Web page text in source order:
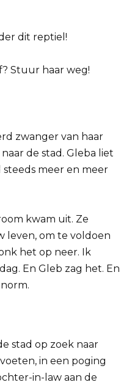
dit reptiel!
Stuur haar weg!
zwanger van haar
de stad. Gleba liet
steeds meer en meer
kwam uit. Ze
leven, om te voldoen
het op neer. Ik
En Gleb zag het. En
stad op zoek naar
in een poging
in-law aan de